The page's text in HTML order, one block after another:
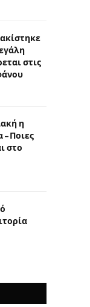
στις
η
– Ποιες
στο